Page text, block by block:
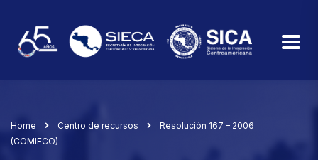
Home Centro de recursos
Resolución 167 – 2006
(COMIECO)